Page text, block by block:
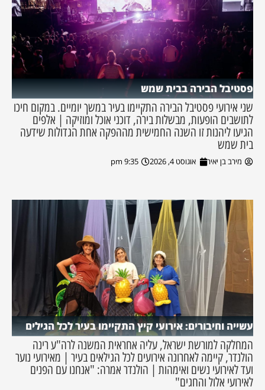
פסטיבל הבירה בבית שמש
שני אירועי פסטיבל הבירה התקיימו בעיר במשך יומיים. במקום חיכו
לתושבים הופעות, מבשלות בירה, דוכני אוכל ומוזיקה | אלפים
הגיעו ליהנות זו השנה החמישית מההפקה אחת הגדולות שידעה
בית שמש
מירב בן יאיר אוגוסט 4, 2026 9:35 pm
עשייה וחיבורים: אירועי קיץ התקיימו בעיר לכל הגילים
המחלקה למורשת ישראל, עליה אחראית המשנה לרה"ע רינה
הולנדר, קיימה לאחרונה אירועים לכל הגילאים בעיר | מאירועי נוער
ועד לאירועי נשים ואימהות | הולנדר אמרה: "אנחנו עם הפנים
לאירועי אלול והחגים"